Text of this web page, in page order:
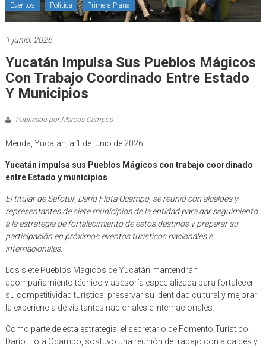
Eventos Politica Primera Plana
1 junio, 2026
Yucatán Impulsa Sus Pueblos Mágicos
Con Trabajo Coordinado Entre Estado
Y Municipios
Publicado por:Marcos Campos
Mérida, Yucatán, a 1 de junio de 2026
Yucatán impulsa sus Pueblos Mágicos con trabajo coordinado
entre Estado y municipios
El titular de Sefotur, Darío Flota Ocampo, se reunió con alcaldes y
representantes de siete municipios de la entidad para dar seguimiento
a la estrategia de fortalecimiento de estos destinos y preparar su
participación en próximos eventos turísticos nacionales e
internacionales.
Los siete Pueblos Mágicos de Yucatán mantendrán
acompañamiento técnico y asesoría especializada para fortalecer
su competitividad turística, preservar su identidad cultural y mejorar
la experiencia de visitantes nacionales e internacionales.
Como parte de esta estrategia, el secretario de Fomento Turístico,
Darío Flota Ocampo, sostuvo una reunión de trabajo con alcaldes y